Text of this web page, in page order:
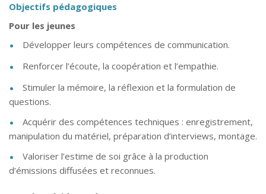
Objectifs pédagogiques
Pour les jeunes
Développer leurs compétences de communication.
Renforcer l’écoute, la coopération et l’empathie.
Stimuler la mémoire, la réflexion et la formulation de
questions.
Acquérir des compétences techniques : enregistrement,
manipulation du matériel, préparation d’interviews, montage.
Valoriser l’estime de soi grâce à la production
d’émissions diffusées et reconnues.